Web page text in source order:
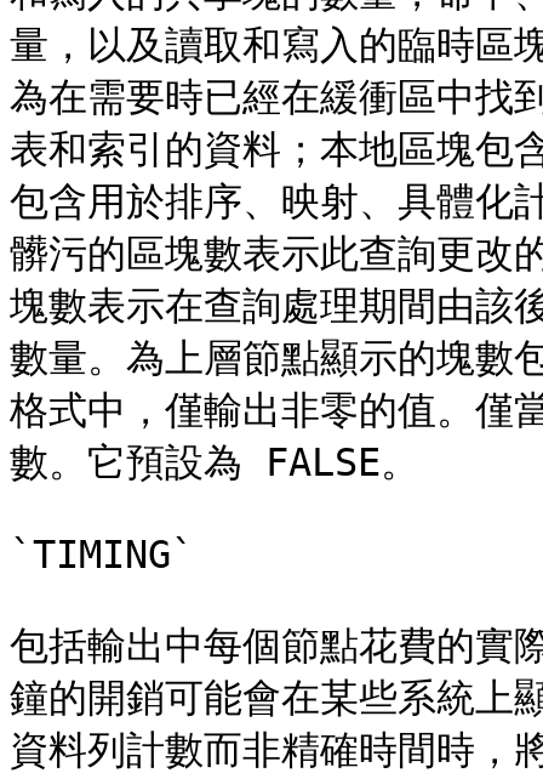
量，以及讀取和寫入的臨時區
為在需要時已經在緩衝區中找
表和索引的資料；本地區塊包
包含用於排序、映射、具體化
髒污的區塊數表示此查詢更改
塊數表示在查詢處理期間由該
數量。為上層節點顯示的塊數
格式中，僅輸出非零的值。僅
數。它預設為 FALSE。
`TIMING`
包括輸出中每個節點花費的實
鐘的開銷可能會在某些系統上
資料列計數而非精確時間時